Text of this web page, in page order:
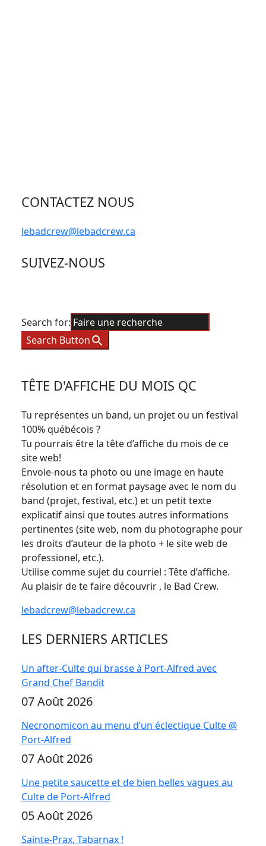
CONTACTEZ NOUS
lebadcrew@lebadcrew.ca
SUIVEZ-NOUS
Search for:
Search Button
TÊTE D'AFFICHE DU MOIS QC
Tu représentes un band, un projet ou un festival
100% québécois ?
Tu pourrais être la tête d’affiche du mois de ce
site web!
Envoie-nous ta photo ou une image en haute
résolution et en format paysage avec le nom du
band (projet, festival, etc.) et un petit texte
explicatif ainsi que toutes autres informations
pertinentes (site web, nom du photographe pour
les droits d’auteur de la photo + le site web de
professionel, etc.).
Utilise comme sujet du courriel : Tête d’affiche.
Au plaisir de te faire découvrir , le Bad Crew.
lebadcrew@lebadcrew.ca
LES DERNIERS ARTICLES
Un after-Culte qui brasse à Port-Alfred avec
Grand Chef Bandit
07 Août 2026
Necronomicon au menu d’un éclectique Culte @
Port-Alfred
07 Août 2026
Une petite saucette et de bien belles vagues au
Culte de Port-Alfred
05 Août 2026
Sainte-Prax, Tabarnax !